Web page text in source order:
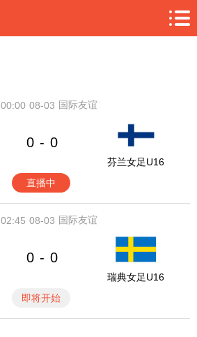
08-03
00:00 国际友谊
0 - 0
芬兰女足U16
直播中
08-03
02:45 国际友谊
0 - 0
瑞典女足U16
即将开始